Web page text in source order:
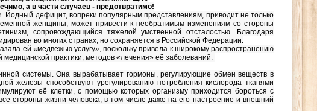
а в части случаев - предотвратимо!
дефицит, вопреки популярным представлениям, приводит не только
женщины, может привести к необратимым изменениям со стороны
сопровождающийся тяжелой умственной отсталостью. Благодаря
во многих странах, но сохраняется в Российской Федерации.
ей «медвежью услугу», поскольку привела к широкому распространению
практики, методов «лечения» её заболеваний.
системы. Она вырабатывает гормоны, регулирующие обмен веществ в
железы способствуют урегулированию потребления кислорода тканями
её клетки, с помощью которых организму приходится бороться с
стороны жизни человека, в том числе даже на его настроение и внешний